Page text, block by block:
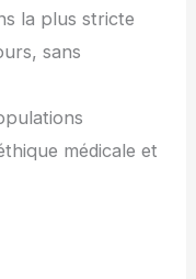
la plus stricte
sans
médicale et